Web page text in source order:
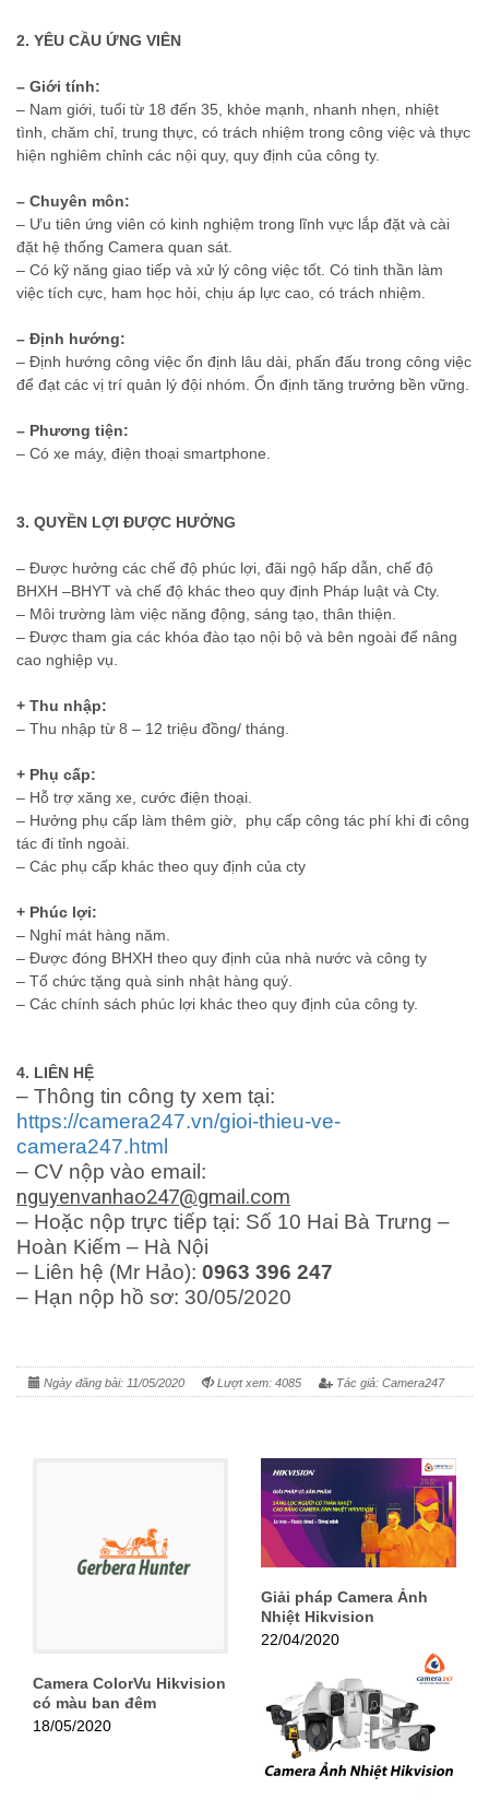
2. YÊU CẦU ỨNG VIÊN
– Giới tính:
– Nam giới, tuổi từ 18 đến 35, khỏe mạnh, nhanh nhẹn, nhiệt
tình, chăm chỉ, trung thực, có trách nhiệm trong công việc và thực
hiện nghiêm chỉnh các nội quy, quy định của công ty.
– Chuyên môn:
– Ưu tiên ứng viên có kinh nghiệm trong lĩnh vực lắp đặt và cài
đặt hệ thống Camera quan sát.
– Có kỹ năng giao tiếp và xử lý công việc tốt. Có tinh thần làm
việc tích cực, ham học hỏi, chịu áp lực cao, có trách nhiệm.
– Định hướng:
– Định hướng công việc ổn định lâu dài, phấn đấu trong công việc
để đạt các vị trí quản lý đội nhóm. Ổn định tăng trưởng bền vững.
– Phương tiện:
– Có xe máy, điện thoại smartphone.
3. QUYỀN LỢI ĐƯỢC HƯỞNG
– Được hưởng các chế độ phúc lợi, đãi ngộ hấp dẫn, chế độ
BHXH –BHYT và chế độ khác theo quy định Pháp luật và Cty.
– Môi trường làm việc năng động, sáng tạo, thân thiện.
– Được tham gia các khóa đào tạo nội bộ và bên ngoài để nâng
cao nghiệp vụ.
+ Thu nhập:
– Thu nhập từ 8 – 12 triệu đồng/ tháng.
+ Phụ cấp:
– Hỗ trợ xăng xe, cước điện thoại.
– Hưởng phụ cấp làm thêm giờ, phụ cấp công tác phí khi đi công
tác đi tỉnh ngoài.
– Các phụ cấp khác theo quy định của cty
+ Phúc lợi:
– Nghỉ mát hàng năm.
– Được đóng BHXH theo quy định của nhà nước và công ty
– Tổ chức tặng quà sinh nhật hàng quý.
– Các chính sách phúc lợi khác theo quy định của công ty.
4. LIÊN HỆ
– Thông tin công ty xem tại:
https://camera247.vn/gioi-thieu-ve-
camera247.html
– CV nộp vào email:
nguyenvanhao247@gmail.com
– Hoặc nộp trực tiếp tại: Số 10 Hai Bà Trưng –
Hoàn Kiếm – Hà Nội
– Liên hệ (Mr Hảo): 0963 396 247
– Hạn nộp hồ sơ: 30/05/2020
Ngày đăng bài: 11/05/2020 Lượt xem: 4085 Tác giả: Camera247
Camera ColorVu Hikvision
có màu ban đêm
18/05/2020
Giải pháp Camera Ảnh
Nhiệt Hikvision
22/04/2020